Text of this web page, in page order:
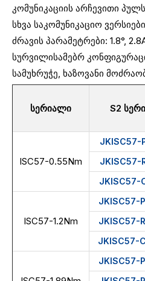
კომუნიკაციის არჩევითი
სხვა საკომუნიკაციო
ძრავის პარამეტრები: 1.8°,
სურვილისამებრ
სამუხრუჭე, ხაზოვანი
სერიალი S2
ISC57-0.55Nm
JKISC57-
JKISC57-
JKISC57-
ISC57-1.2Nm
JKISC57-
JKISC57-
JKISC57-
JKISC57-